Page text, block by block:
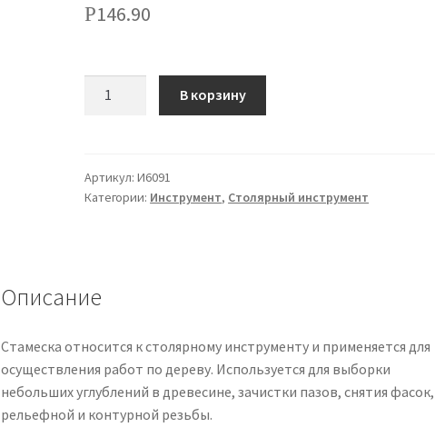
Р146.90
В корзину
Артикул:И6091
Категории: Инструмент, Столярный инструмент
Описание
Стамеска относится к столярному инструменту и применяется для
осуществления работ по дереву. Используется для выборки
небольших углублений в древесине, зачистки пазов, снятия фасок,
рельефной и контурной резьбы.